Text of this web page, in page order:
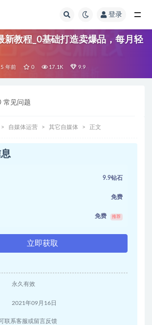
登录
新教程_0基础打造卖爆品，每月轻
5 年前 0 17.1K 9.9
常见问题
自媒体运营 其它自媒体 正文
9.9钻石
免费
免费 推荐
立即获取
永久有效
2021年09月16日
联系客服或留言反馈